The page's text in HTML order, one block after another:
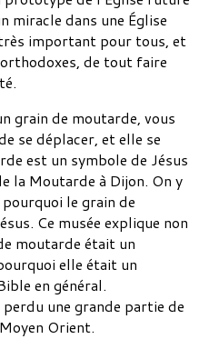
miracle dans une Église
important pour tous, et
de tout faire
grain de moutarde, vous
se déplacer, et elle se
est un symbole de Jésus
la Moutarde à Dijon. On y
le grain de
Ce musée explique non
moutarde était un
elle était un
en général.
une grande partie de
Orient.